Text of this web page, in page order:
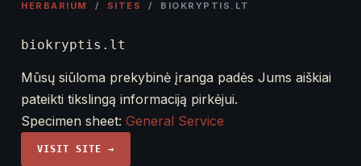
HERBARIUM / SITES / BIOKRYPTIS.LT
biokryptis.lt
Mūsų siūloma prekybinė įranga padės Jums aiškiai
pateikti tikslingą informaciją pirkėjui.
Specimen sheet: General Service
VISIT SITE →